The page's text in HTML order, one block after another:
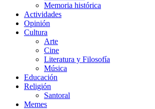
Memoria histórica
Actividades
Opinión
Cultura
Arte
Cine
Literatura y Filosofía
Música
Educación
Religión
Santoral
Memes